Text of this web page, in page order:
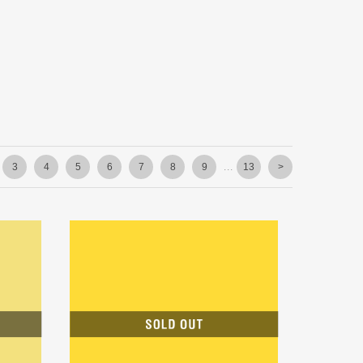
3 4 5 6 7 8 9 13 >